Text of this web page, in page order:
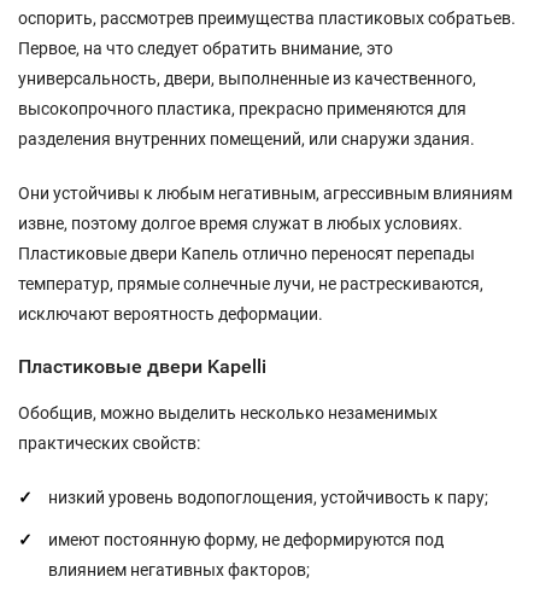
оспорить, рассмотрев преимущества пластиковых собратьев.
Первое, на что следует обратить внимание, это
универсальность, двери, выполненные из качественного,
высокопрочного пластика, прекрасно применяются для
разделения внутренних помещений, или снаружи здания.
Они устойчивы к любым негативным, агрессивным влияниям
извне, поэтому долгое время служат в любых условиях.
Пластиковые двери Капель отлично переносят перепады
температур, прямые солнечные лучи, не растрескиваются,
исключают вероятность деформации.
Пластиковые двери Kapelli
Обобщив, можно выделить несколько незаменимых
практических свойств:
низкий уровень водопоглощения, устойчивость к пару;
имеют постоянную форму, не деформируются под
влиянием негативных факторов;